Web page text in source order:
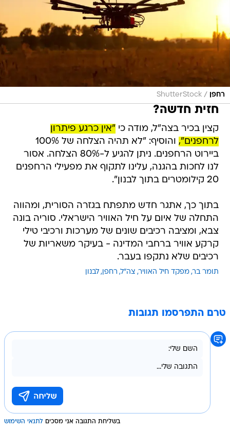
רחפן /
ShutterStock
חזית חדשה?
קצין בכיר בצה"ל, מודה כי "אין כרגע פיתרון
לרחפנים",
והוסיף: "לא תהיה הצלחה של 100%
ביירוט הרחפנים. ניתן להגיע ל-80% הצלחה. אסור
לנו לחכות בהגנה, עלינו לתקוף את מפעילי הרחפנים
20 קילומטרים בתוך לבנון".
בתוך כך, אתגר חדש מתפתח בגזרה הסורית, ומהווה
התחלה של איום על חיל האוויר הישראלי. סוריה בונה
צבא, ומציבה רכיבים שונים של מערכות ורכיבי טילי
קרקע אוויר ברחבי המדינה - בעיקר משאריות של
רכיבים שלא נתקפו בעבר.
תומר בר מפקד חיל האוויר צה"ל רחפן לבנון
טרם התפרסמו תגובות
בשליחת התגובה אני מסכים לתנאי השימוש